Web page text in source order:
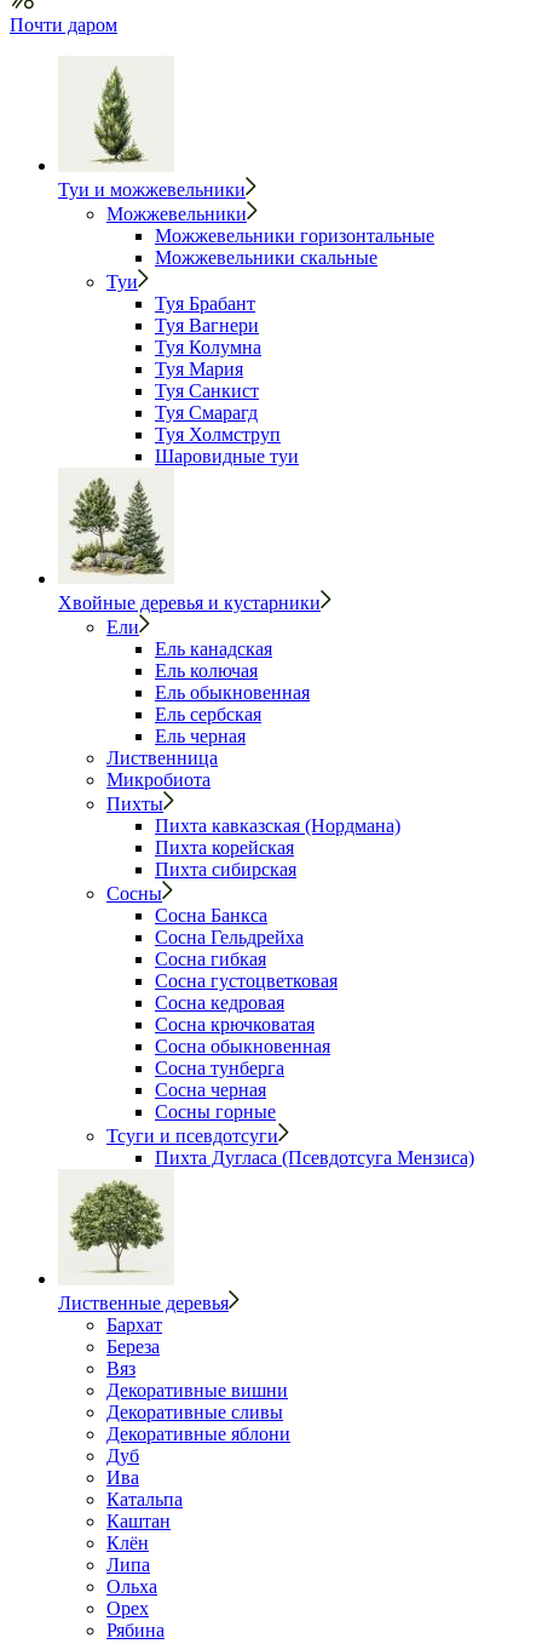
Почти даром
Туи и можжевельники
Можжевельники
Можжевельники горизонтальные
Можжевельники скальные
Туи
Туя Брабант
Туя Вагнери
Туя Колумна
Туя Мария
Туя Санкист
Туя Смарагд
Туя Холмструп
Шаровидные туи
Хвойные деревья и кустарники
Ели
Ель канадская
Ель колючая
Ель обыкновенная
Ель сербская
Ель черная
Лиственница
Микробиота
Пихты
Пихта кавказская (Нордмана)
Пихта корейская
Пихта сибирская
Сосны
Сосна Банкса
Сосна Гельдрейха
Сосна гибкая
Сосна густоцветковая
Сосна кедровая
Сосна крючковатая
Сосна обыкновенная
Сосна тунберга
Сосна черная
Сосны горные
Тсуги и псевдотсуги
Пихта Дугласа (Псевдотсуга Мензиса)
Лиственные деревья
Бархат
Береза
Вяз
Декоративные вишни
Декоративные сливы
Декоративные яблони
Дуб
Ива
Катальпа
Каштан
Клён
Липа
Ольха
Орех
Рябина